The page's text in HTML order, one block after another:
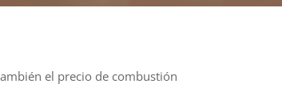
el precio de combustión